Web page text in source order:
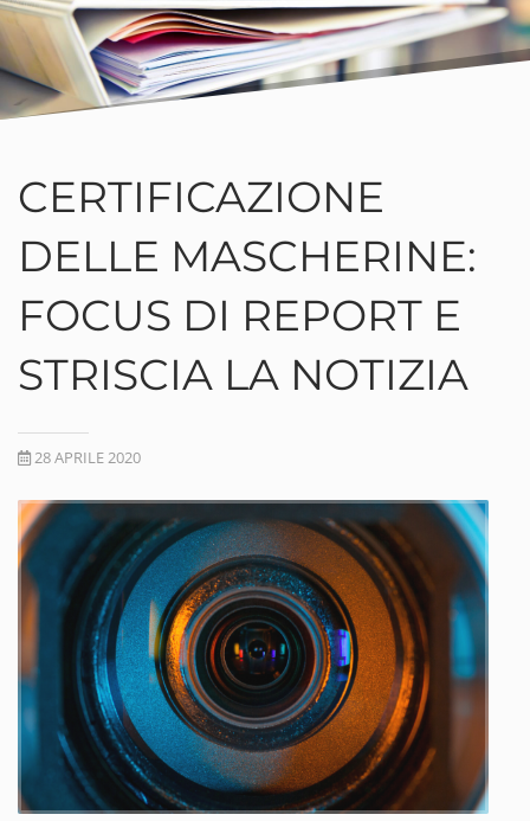
CERTIFICAZIONE
DELLE MASCHERINE:
FOCUS DI REPORT E
STRISCIA LA NOTIZIA
28 APRILE 2020